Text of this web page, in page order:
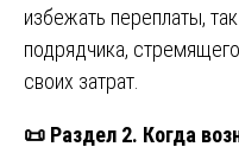
избежать переплаты,
подрядчика,
своих затрат.
📜 Раздел 2. Когда